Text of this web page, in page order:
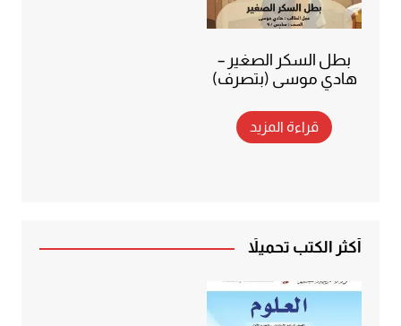
بطل السكر الصغير –
هادي موسى (بتصرف)
قراءة المزيد
أكثر الكتب تحميلاً